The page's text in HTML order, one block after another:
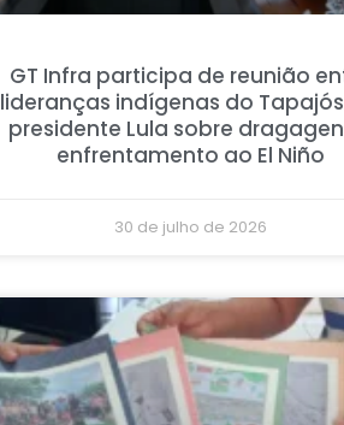
GT Infra participa de reunião
lideranças indígenas do
presidente Lula sobre
enfrentamento ao El Niño
30 de julho de 2026